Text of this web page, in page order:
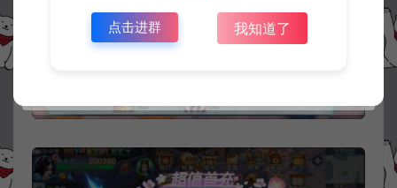
点击进群 我知道了